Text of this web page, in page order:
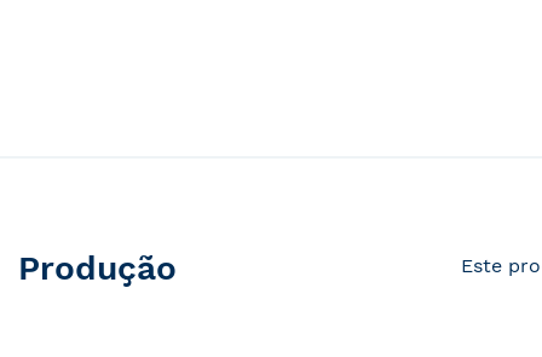
Produção Este